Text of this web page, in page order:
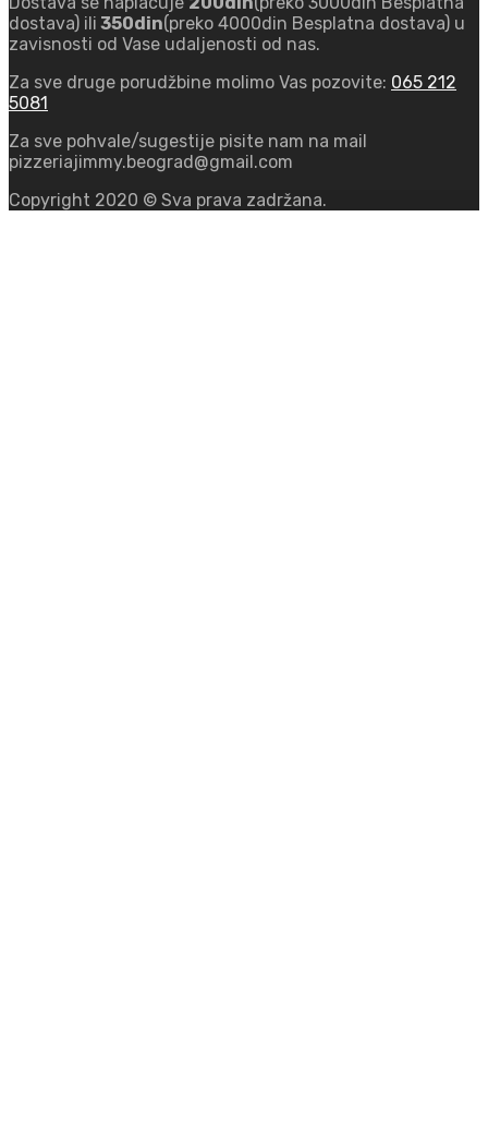
dostava) ili 350din(preko 4000din Besplatna dostava) u
zavisnosti od Vase udaljenosti od nas.
Za sve druge porudžbine molimo Vas pozovite: 065 212
5081
Za sve pohvale/sugestije pisite nam na mail
pizzeriajimmy.beograd@gmail.com
Copyright 2020 © Sva prava zadržana.